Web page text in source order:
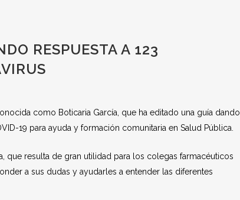
RESPUESTA A 123
como Boticaria García, que ha editado una guía dando
19 para ayuda y formación comunitaria en Salud Pública.
que resulta de gran utilidad para los colegas farmacéuticos
a sus dudas y ayudarles a entender las diferentes